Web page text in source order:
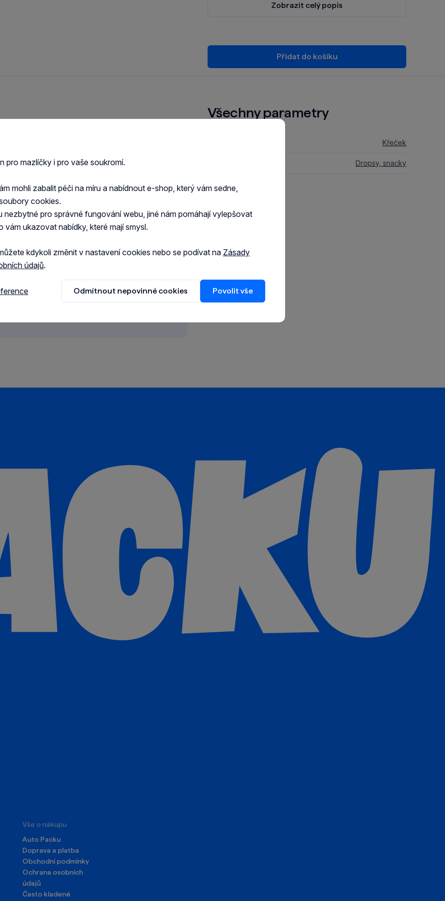
Zobrazit celý popis
Přidat do košíku
a chutná pochoutka obsahující mrkev, obilí
Bez umělých barviv a konzervantů.
barviva.
Všechny parametry
Křeček
Dropsy, snacky
Zobrazit GPSR
Vše o nákupu
Auto Packu
Doprava a platba
Obchodní podmínky
Ochrana osobních
údajů
Často kladené
pro mazlíčky i pro vaše soukromí.
mohli zabalit péči na míru a nabídnout e-shop, který vám sedne,
cookies.
nezbytné pro správné fungování webu, jiné nám pomáhají vylepšovat
vám ukazovat nabídky, které mají smysl.
kdykoli změnit v nastavení cookies nebo se podívat na Zásady
údajů.
Odmítnout nepovinné cookies Povolit vše